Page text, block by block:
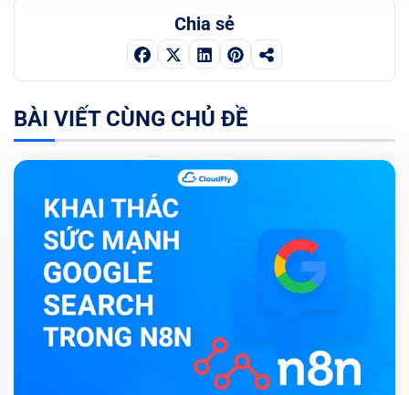
Chia sẻ
BÀI VIẾT CÙNG CHỦ ĐỀ